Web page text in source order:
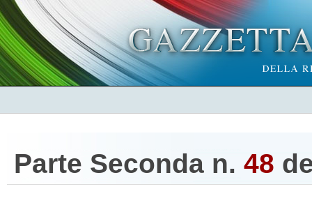
Parte Seconda n. 48